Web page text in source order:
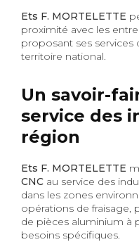
Ets F. MORTELETTE
proximité avec les
proposant ses services
territoire national.
Un savoir-
service des
région
Ets F. MORTELETTE
CNC au service des
dans les zones
opérations de fraisage,
de pièces aluminium à
besoins spécifiques.